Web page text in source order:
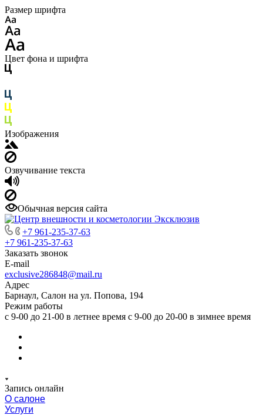
Размер шрифта
Цвет фона и шрифта
Изображения
Озвучивание текста
Обычная версия сайта
+7 961-235-37-63
+7 961-235-37-63
Заказать звонок
E-mail
exclusive286848@mail.ru
Адрес
Барнаул, Салон на ул. Попова, 194
Режим работы
с 9-00 до 21-00 в летнее время с 9-00 до 20-00 в зимнее время
Запись онлайн
О салоне
Услуги